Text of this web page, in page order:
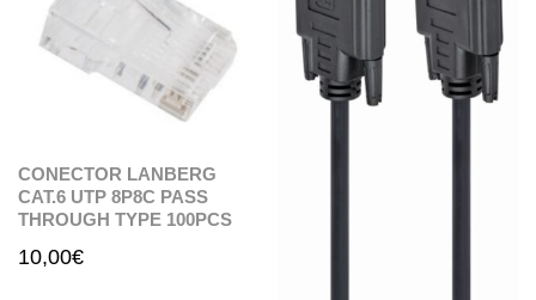
CONECTOR LANBERG
CAT.6 UTP 8P8C PASS
THROUGH TYPE 100PCS
10,00€